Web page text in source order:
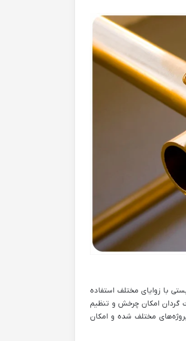
با زوایای مختلف استفاده
گردان امکان چرخش و تنظیم
مختلف شده و امکان